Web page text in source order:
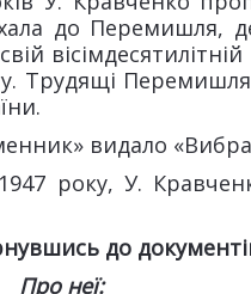
до Перемишля,
Трудящі
видало
року, У.
до
Про неї: